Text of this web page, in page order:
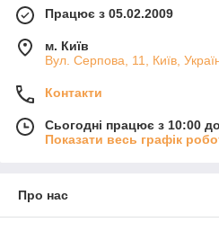
Працює з 05.02.2009
м. Київ
Вул. Серпова, 11, Київ,
Контакти
Сьогодні працює з 10:00
Показати весь графік
Про нас